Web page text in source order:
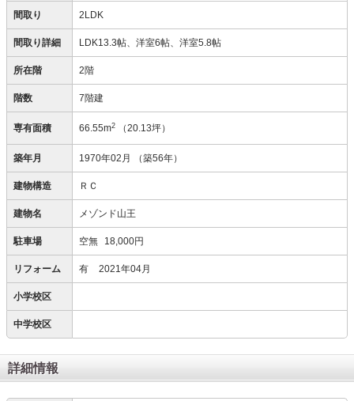
間取り 2LDK
間取り詳細 LDK13.3帖、洋室6帖、洋室5.8帖
所在階 2階
階数 7階建
専有面積 66.55m2 （20.13坪）
築年月 1970年02月 （築56年）
建物構造 ＲＣ
建物名 メゾンド山王
駐車場 空無 18,000円
リフォーム 有 2021年04月
小学校区
中学校区
詳細情報